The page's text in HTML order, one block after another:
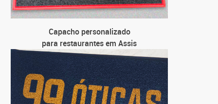
Capacho personalizado
para restaurantes em Assis